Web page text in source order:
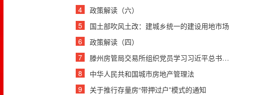
4
政策解读（六）
5
国土部吹风土改：建城乡统一的建设用地市场
6
政策解读（四）
7
滕州房管局交易所组织党员学习习近平总书记重要讲话
8
中华人民共和国城市房地产管理法
9
关于推行存量房“带押过户”模式的通知